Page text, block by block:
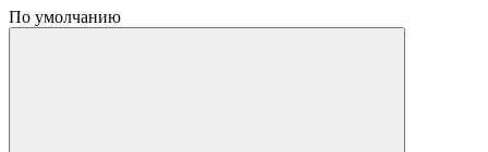
По умолчанию